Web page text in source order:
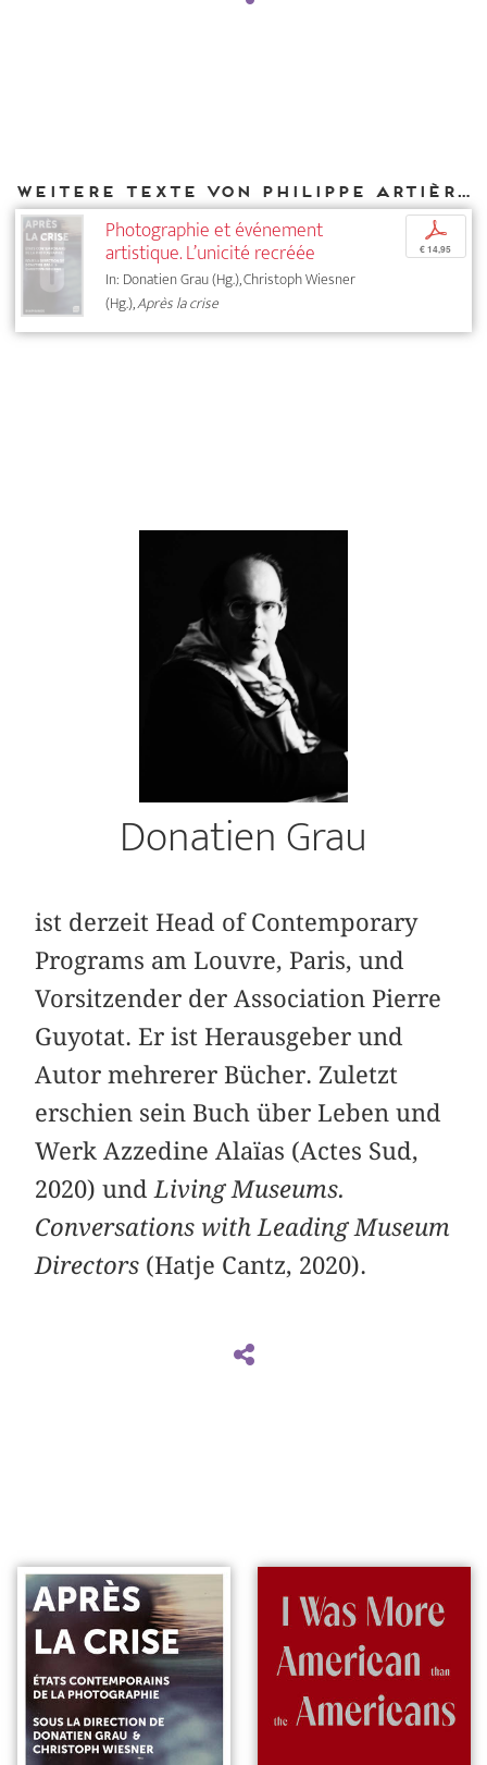
Weitere Texte von Philippe Artières bei DIAPHANES
Photographie et événement
artistique. L’unicité recréée
In: Donatien Grau (Hg.), Christoph Wiesner
(Hg.),Après la crise
p
€ 14,95
Donatien Grau
ist derzeit Head of Contemporary
Programs am Louvre, Paris, und
Vorsitzender der Association Pierre
Guyotat. Er ist Herausgeber und
Autor mehrerer Bücher. Zuletzt
erschien sein Buch über Leben und
Werk Azzedine Alaïas (Actes Sud,
2020) undLiving Museums.
Conversations with Leading Museum
Directors (Hatje Cantz, 2020).